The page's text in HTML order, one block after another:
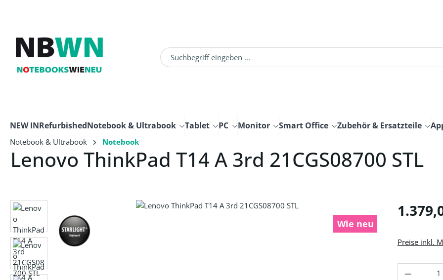
NEW INRefurbishedNotebook & Ultrabook Tablet PC Monitor Smart Office Zubehör & Ersatzteile
Notebook & Ultrabook Notebook
Lenovo ThinkPad T14 A 3rd 21CGS08700 STL
Bildergalerie überspringen
Wie neu
Regulärer
Preise inkl.